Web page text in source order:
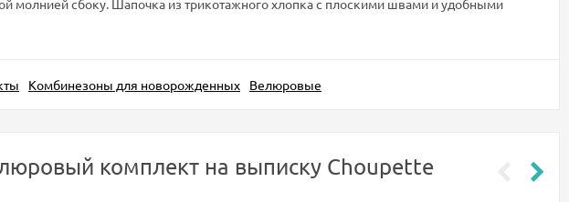
Комбинезоны для новорожденных Велюровые
комплект на выписку Choupette